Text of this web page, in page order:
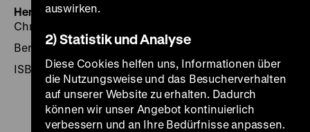
Herausgegeben von:
Christoph Lind.
Berlin 1998, 223 Seiten: zahlr. Ill., Kt., DHM [u.a.]
ISBN 3-86102-100-5
auswirken.
2) Statistik und Analyse
Diese Cookies helfen uns, Informationen über
die Nutzungsweise und das Besucherverhalten
auf unserer Website zu erhalten. Dadurch
können wir unser Angebot kontinuierlich
verbessern und an Ihre Bedürfnisse anpassen.